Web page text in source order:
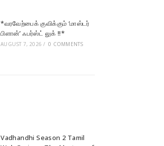
*வரவேற்பைக் குவிக்கும் ‘மாஸ்டர்
பிளான்’ ஃபர்ஸ்ட் லுக் !!*
AUGUST 7, 2026 / 0 COMMENTS
Vadhandhi Season 2 Tamil